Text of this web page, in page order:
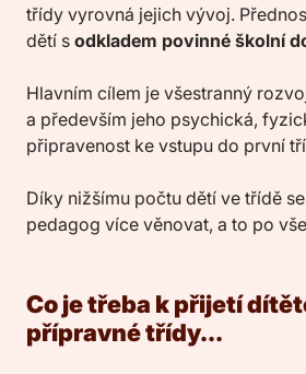
třídy vyrovná jejich vývoj.
dětí s odkladem povinné školní
Hlavním cílem je všestranný
a především jeho psychická,
připravenost ke vstupu do první
Díky nižšímu počtu dětí ve třídě
pedagog více věnovat, a to po
Co je třeba k přijetí
přípravné třídy...